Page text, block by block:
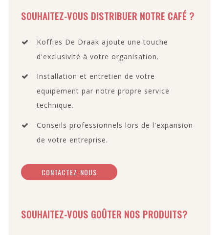
SOUHAITEZ-VOUS DISTRIBUER NOTRE CAFÉ ?
Koffies De Draak ajoute une touche
d'exclusivité à votre organisation.
Installation et entretien de votre
equipement par notre propre service
technique.
Conseils professionnels lors de l'expansion
de votre entreprise.
CONTACTEZ-NOUS
SOUHAITEZ-VOUS GOÛTER NOS PRODUITS?